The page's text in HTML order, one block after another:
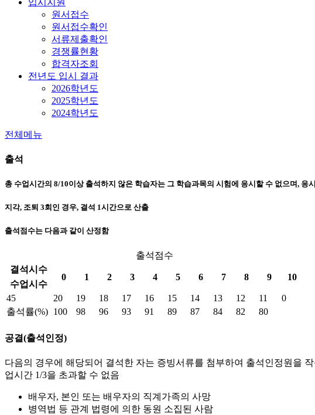
원서접수
원서접수확인
서류제출확인
경쟁률현황
합격자조회
전년도 입시 결과
2026학년도
2025학년도
2024학년도
전체메뉴
출석
총 수업시간의 8/10이상 출석하지 않은 학습자는 그 학습과목의 시험에 응시할 수 없으며, 응
지각, 조퇴 3회인 경우, 결석 1시간으로 산출
출석점수는 다음과 같이 산정함
출석점수
결석시수
0 1 2 3 4 5 6 7 8 9 10
수업시수
45
20 19 18 17 16 15 14 13 12 11
0
출석률(%) 100 98 96 93 91 89 87 84 82 80
공결(출석인정)
다음의 경우에 해당되어 결석한 자는 증빙서류를 첨부하여 출석인정원을
업시간 1/3을 초과할 수 없음
배우자, 본인 또는 배우자의 직계가족의 사망
병역법 등 관계 법령에 의한 동원 소집된 사람